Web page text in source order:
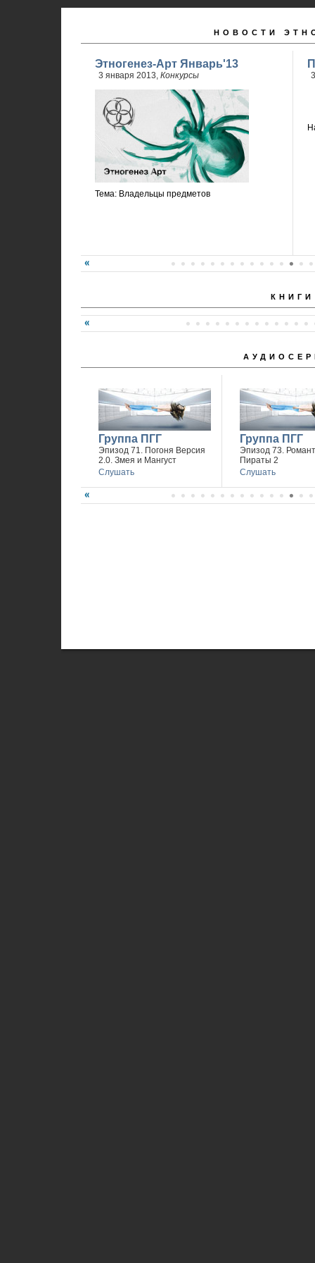
НОВОСТИ
Этногенез-Арт Январь'13
3 января 2013, Конкурсы
Тема: Владельцы предметов
КНИГИ
Группа ПГГ
Эпизод 71. Погоня Версия
2.0. Змея и Мангуст
Слушать
Группа ПГГ
Эпизод 73.
Пираты 2
Слушать